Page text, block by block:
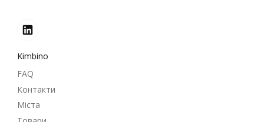
Kimbino
FAQ
Контакти
Міста